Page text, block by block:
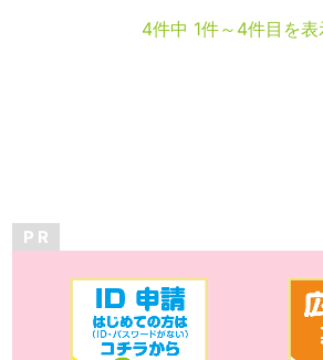
4件中 1件～4件目を表
P R